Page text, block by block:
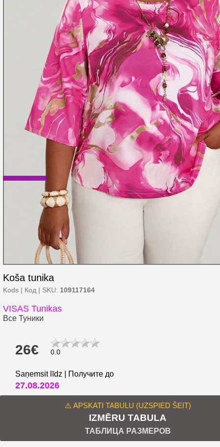
Koša tunika
Kods | Код | SKU: 109117164
VISAS Tunikas
Все Туники
26€ 0.0
Saņemsit līdz | Получите до
27.08.2026
⚠️ APSKATI TABULU (UZSPIED ŠEIT)
IZMĒRU TABULA
ТАБЛИЦА РАЗМЕРОВ